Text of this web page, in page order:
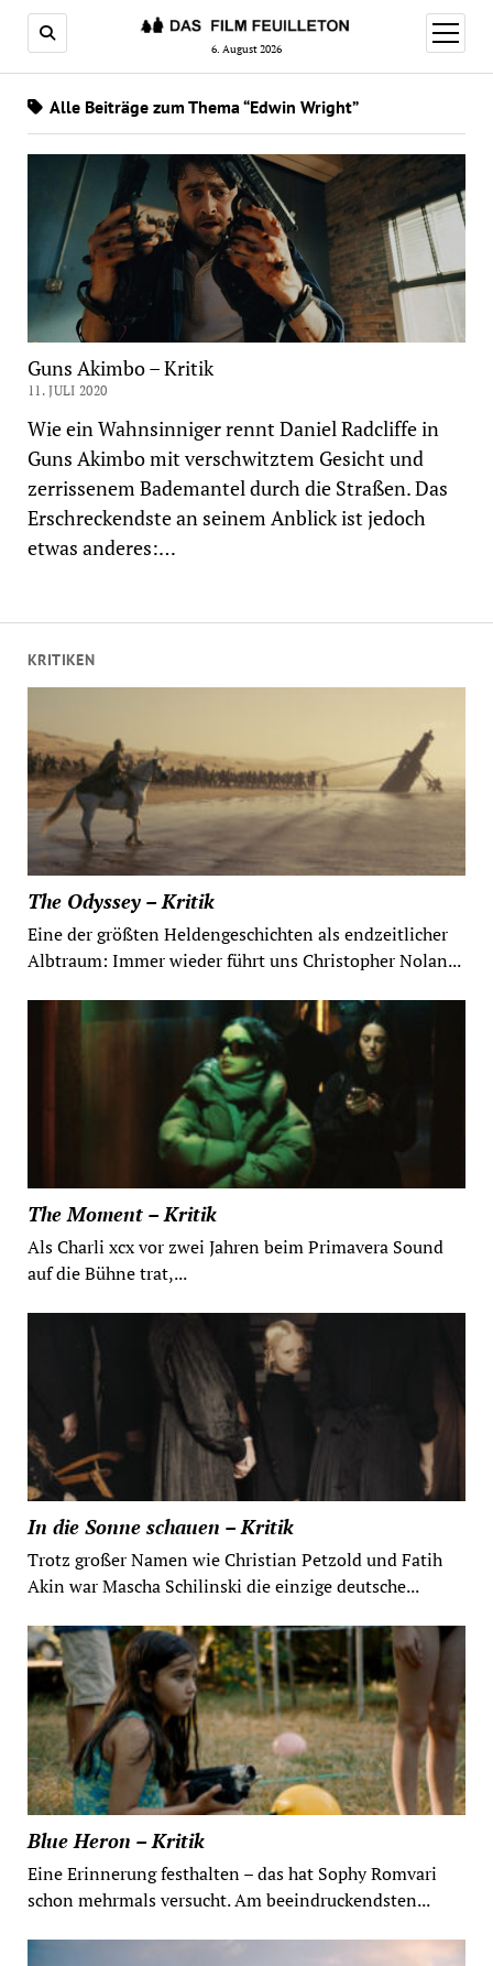
6. August 2026
Menü
öffnen
KRITIKEN
The Odyssey – Kritik
Eine der größten Heldengeschichten als endzeitlicher
Albtraum: Immer wieder führt uns Christopher Nolan...
The Moment – Kritik
Als Charli xcx vor zwei Jahren beim Primavera Sound
auf die Bühne trat,...
In die Sonne schauen – Kritik
Trotz großer Namen wie Christian Petzold und Fatih
Akin war Mascha Schilinski die einzige deutsche...
Blue Heron – Kritik
Eine Erinnerung festhalten – das hat Sophy Romvari
schon mehrmals versucht. Am beeindruckendsten...
Alle Beiträge zum Thema “Edwin Wright”
Guns Akimbo – Kritik
11. JULI 2020
Wie ein Wahnsinniger rennt Daniel Radcliffe in
Guns Akimbo mit verschwitztem Gesicht und
zerrissenem Bademantel durch die Straßen. Das
Erschreckendste an seinem Anblick ist jedoch
etwas anderes:…